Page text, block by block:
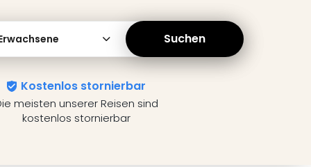
Suchen
Kostenlos stornierbar
meisten unserer Reisen sind
kostenlos stornierbar